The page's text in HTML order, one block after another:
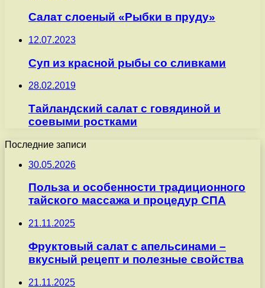
Салат слоеный «Рыбки в пруду»
12.07.2023
Суп из красной рыбы со сливками
28.02.2019
Тайландский салат с говядиной и
соевыми ростками
Последние записи
30.05.2026
Польза и особенности традиционного
тайского массажа и процедур СПА
21.11.2025
Фруктовый салат с апельсинами –
вкусный рецепт и полезные свойства
21.11.2025